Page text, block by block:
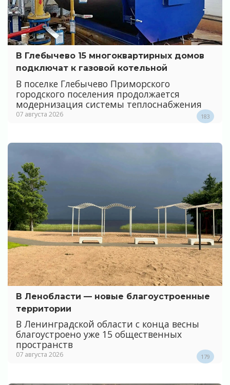
В Глебычево 15 многоквартирных домов
подключат к газовой котельной
В поселке Глебычево Приморского
городского поселения продолжается
модернизация системы теплоснабжения
07 августа 2026 183
В Ленобласти — новые благоустроенные
территории
В Ленинградской области с конца весны
благоустроено уже 15 общественных
пространств
07 августа 2026 179